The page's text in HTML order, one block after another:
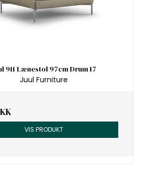
911 Lænestol 97cm Drum 17
Juul Furniture
VIS PRODUKT